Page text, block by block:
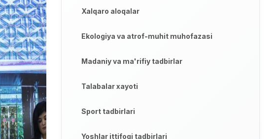
Xalqaro aloqalar
Ekologiya va atrof-muhit muhofazasi
Madaniy va ma'rifiy tadbirlar
Talabalar xayoti
Sport tadbirlari
Yoshlar ittifoqi tadbirlari